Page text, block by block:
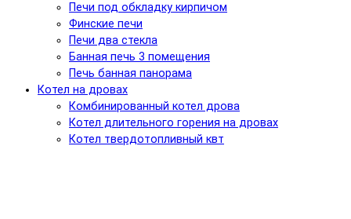
Печи под обкладку кирпичом
Финские печи
Печи два стекла
Банная печь 3 помещения
Печь банная панорама
Котел на дровах
Комбинированный котел дрова
Котел длительного горения на дровах
Котел твердотопливный квт